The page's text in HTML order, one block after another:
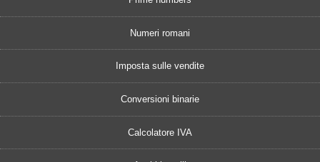
Numeri romani
Imposta sulle vendite
Conversioni binarie
Calcolatore IVA